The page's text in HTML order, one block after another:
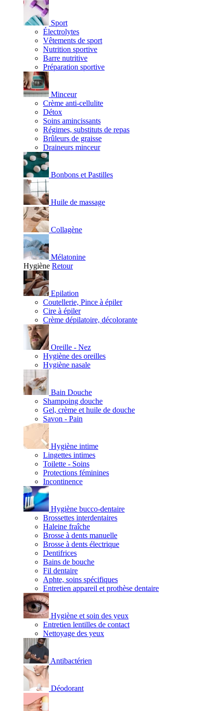
Sport
Électrolytes
Vêtements de sport
Nutrition sportive
Barre nutritive
Préparation sportive
Minceur
Crème anti-cellulite
Détox
Soins amincissants
Régimes, substituts de repas
Brûleurs de graisse
Draineurs minceur
Bonbons et Pastilles
Huile de massage
Collagène
Mélatonine
Hygiène Retour
Epilation
Coutellerie, Pince à épiler
Cire à épiler
Crème dépilatoire, décolorante
Oreille - Nez
Hygiène des oreilles
Hygiène nasale
Bain Douche
Shampoing douche
Gel, crème et huile de douche
Savon - Pain
Hygiène intime
Lingettes intimes
Toilette - Soins
Protections féminines
Incontinence
Hygiène bucco-dentaire
Brossettes interdentaires
Haleine fraîche
Brosse à dents manuelle
Brosse à dents électrique
Dentifrices
Bains de bouche
Fil dentaire
Aphte, soins spécifiques
Entretien appareil et prothèse dentaire
Hygiène et soin des yeux
Entretien lentilles de contact
Nettoyage des yeux
Antibactérien
Déodorant